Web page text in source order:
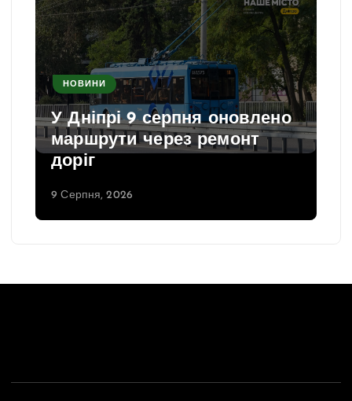
НОВИНИ
У Дніпрі 9 серпня оновлено
маршрути через ремонт
доріг
9 Серпня, 2026